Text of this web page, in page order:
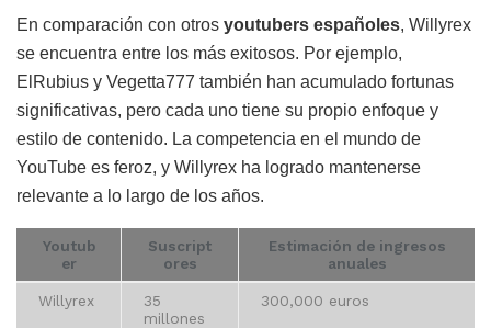
En comparación con otros youtubers españoles, Willyrex
se encuentra entre los más exitosos. Por ejemplo,
ElRubius y Vegetta777 también han acumulado fortunas
significativas, pero cada uno tiene su propio enfoque y
estilo de contenido. La competencia en el mundo de
YouTube es feroz, y Willyrex ha logrado mantenerse
relevante a lo largo de los años.
Youtub
er
Suscript
ores
Estimación de ingresos
anuales
Willyrex
35
millones
300,000 euros